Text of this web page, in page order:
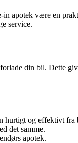
apotek være en
service.
din bil. Dette
hurtigt og effektivt fra
det samme.
apotek.